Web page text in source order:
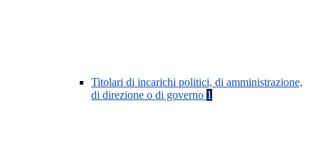
Titolari di incarichi politici, di amministrazione,
di direzione o di governo 1